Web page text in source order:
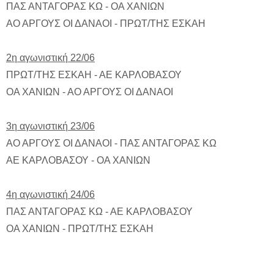
ΠΑΣ ΑΝΤΑΓΟΡΑΣ ΚΩ - ΟΑ ΧΑΝΙΩΝ
ΑΟ ΑΡΓΟΥΣ ΟΙ ΔΑΝΑΟΙ - ΠΡΩΤ/ΤΗΣ ΕΣΚΑΗ
2η αγωνιστική 22/06
ΠΡΩΤ/ΤΗΣ ΕΣΚΑΗ - ΑΕ ΚΑΡΛΟΒΑΣΟΥ
ΟΑ ΧΑΝΙΩΝ - ΑΟ ΑΡΓΟΥΣ ΟΙ ΔΑΝΑΟΙ
3η αγωνιστική 23/06
ΑΟ ΑΡΓΟΥΣ ΟΙ ΔΑΝΑΟΙ - ΠΑΣ ΑΝΤΑΓΟΡΑΣ ΚΩ
ΑΕ ΚΑΡΛΟΒΑΣΟΥ - ΟΑ ΧΑΝΙΩΝ
4η αγωνιστική 24/06
ΠΑΣ ΑΝΤΑΓΟΡΑΣ ΚΩ - ΑΕ ΚΑΡΛΟΒΑΣΟΥ
ΟΑ ΧΑΝΙΩΝ - ΠΡΩΤ/ΤΗΣ ΕΣΚΑΗ